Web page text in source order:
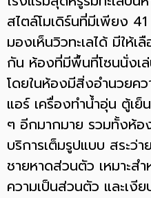
สไตล์โมเดิร์นที่มีเพียง
มองเห็นวิวทะเลได้ มีให้
กัน ห้องที่มีพื้นที่โซนนั่งเ
โดยในห้องมีสิ่งอำนวยค
แอร์ เครื่องทำน้ำอุ่น ตู้เย็
ๆ อีกมากมาย รวมทั้งห้อ
บริการเต็มรูปแบบ สระว่
ชายหาดส่วนตัว เหมาะ
ความเป็นส่วนตัว และเงี